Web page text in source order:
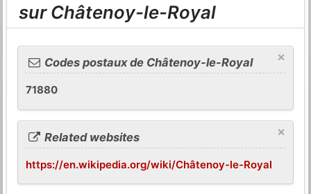
sur Châtenoy-le-Royal
×
Codes postaux de Châtenoy-le-Royal
71880
×
Related websites
https://en.wikipedia.org/wiki/Châtenoy-le-Royal